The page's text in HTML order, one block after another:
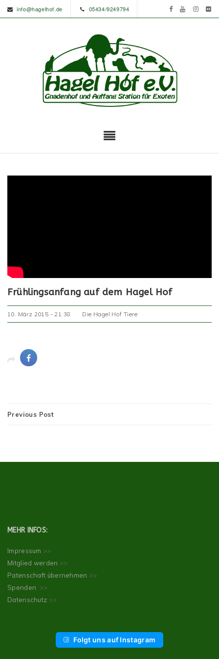
info@hagelhof.de 05434/9249794
Frühlingsanfang auf dem Hagel Hof
10. März 2015 - 21:38 Die Hagel Hof Tiere
Previous Post
MEHR INFOS:
Impressum >>
Mitglied werden >>
Patenschaft übernehmen >>
Spenden >>
Datenschutz >>
Folgt uns auf Instagram